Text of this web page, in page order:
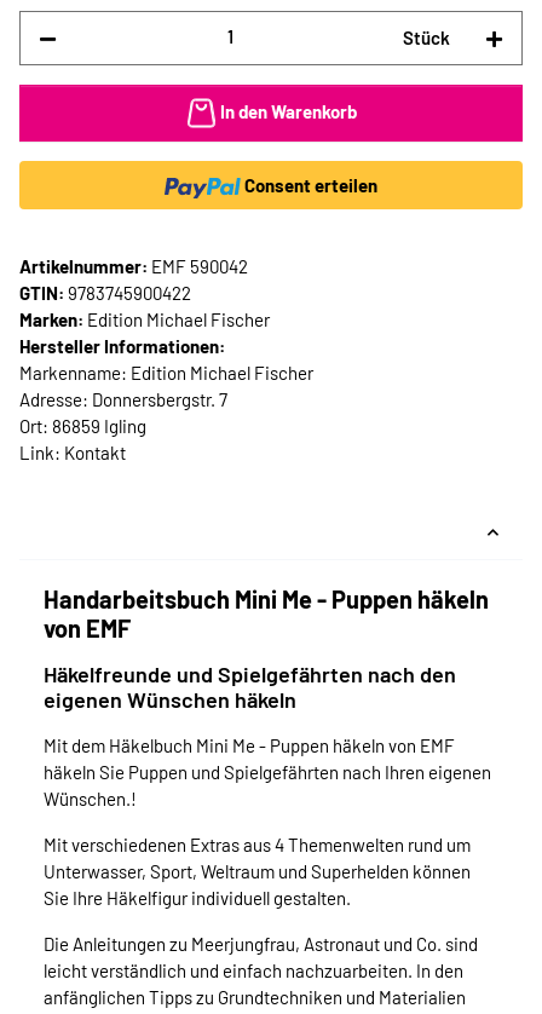
Stück
In den Warenkorb
Consent erteilen
Artikelnummer: EMF 590042
GTIN: 9783745900422
Marken: Edition Michael Fischer
Hersteller Informationen:
Markenname: Edition Michael Fischer
Adresse: Donnersbergstr. 7
Ort: 86859 Igling
Link: Kontakt
Handarbeitsbuch Mini Me - Puppen häkeln
von EMF
Häkelfreunde und Spielgefährten nach den
eigenen Wünschen häkeln
Mit dem Häkelbuch Mini Me - Puppen häkeln von EMF
häkeln Sie Puppen und Spielgefährten nach Ihren eigenen
Wünschen.!
Mit verschiedenen Extras aus 4 Themenwelten rund um
Unterwasser, Sport, Weltraum und Superhelden können
Sie Ihre Häkelfigur individuell gestalten.
Die Anleitungen zu Meerjungfrau, Astronaut und Co. sind
leicht verständlich und einfach nachzuarbeiten. In den
anfänglichen Tipps zu Grundtechniken und Materialien